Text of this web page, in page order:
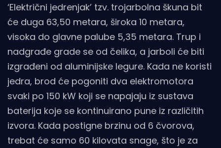
‘Električni jedrenjak’ tzv. trojarbolna škuna bit
će duga 63,50 metara, široka 10 metara,
visoka do glavne palube 5,35 metara. Trup i
nadgrađe grade se od čelika, a jarboli će biti
izgrađeni od aluminijske legure. Kada ne koristi
jedra, brod će pogoniti dva elektromotora
svaki po 150 kW koji se napajaju iz sustava
baterija koje se kontinuirano pune iz različitih
izvora. Kada postigne brzinu od 6 čvorova,
trebat će samo 60 kilovata snage, što je za